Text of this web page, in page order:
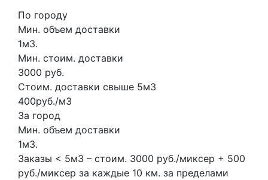
По городу
Мин. объем доставки
1м3.
Мин. стоим. доставки
3000 руб.
Стоим. доставки свыше 5м3
400руб./м3
За город
Мин. объем доставки
1м3.
Заказы < 5м3 – стоим. 3000 руб./миксер + 500
руб./миксер за каждые 10 км. за пределами